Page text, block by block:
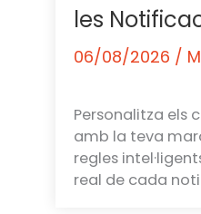
les
06/08/2026 /
Personalitza els
amb la teva
regles
real de cada